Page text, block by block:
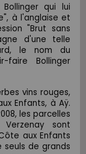
qui lui
à l'anglaise et
"Brut sans
d'une telle
le nom du
faire Bollinger
vins rouges,
Enfants, à Aÿ.
les parcelles
sont
aux Enfants
de grands